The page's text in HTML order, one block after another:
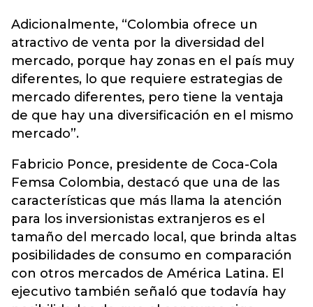
Adicionalmente, “Colombia ofrece un
atractivo de venta por la diversidad del
mercado, porque hay zonas en el país muy
diferentes, lo que requiere estrategias de
mercado diferentes, pero tiene la ventaja
de que hay una diversificación en el mismo
mercado”.
Fabricio Ponce, presidente de Coca-Cola
Femsa Colombia, destacó que una de las
características que más llama la atención
para los inversionistas extranjeros es el
tamaño del mercado local, que brinda altas
posibilidades de consumo en comparación
con otros mercados de América Latina. El
ejecutivo también señaló que todavía hay